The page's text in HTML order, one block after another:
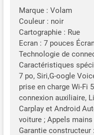
Marque : Volam
Couleur : noir
Cartographie : Rue
Ecran : 7 pouces
Technologie de
Caractéristiques
7 po, Siri,G-oogle
prise en charge Wi-Fi
connexion auxiliaire,
Carplay et Android
voiture ; Appels
Garantie constructeur